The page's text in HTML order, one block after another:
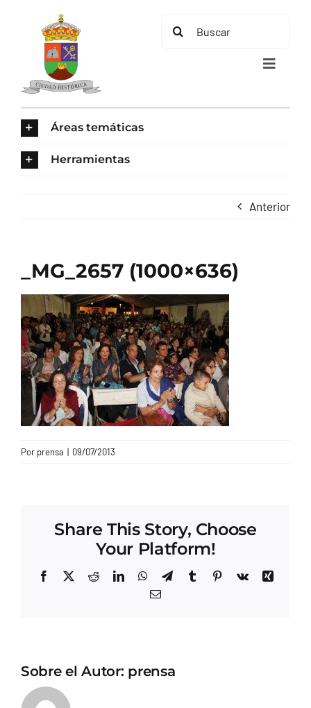
contenido
Buscar:
Toggle
CONTACTO
Áreas temáticas
Herramientas
Anterior
_MG_2657 (1000×636)
Por prensa | 09/07/2013
Share This Story, Choose
Your Platform!
Facebook
X RedditLinkedInWhatsApp
TelegramTumblrPinterest
Vk
Xing
Correo
Sobre el Autor: prensa